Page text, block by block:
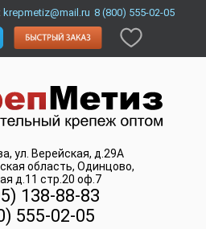
krepmetiz@mail.ru 8 (800) 555-02-05
, ул. Верейская, д.29А
область, Одинцово,
д.11 стр.20 оф.7
138-88-83
555-02-05